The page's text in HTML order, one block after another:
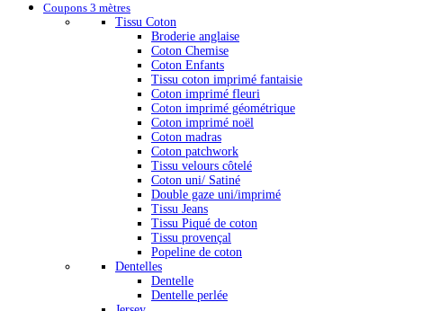
Coupons 3 mètres
Tissu Coton
Broderie anglaise
Coton Chemise
Coton Enfants
Tissu coton imprimé fantaisie
Coton imprimé fleuri
Coton imprimé géométrique
Coton imprimé noël
Coton madras
Coton patchwork
Tissu velours côtelé
Coton uni/ Satiné
Double gaze uni/imprimé
Tissu Jeans
Tissu Piqué de coton
Tissu provençal
Popeline de coton
Dentelles
Dentelle
Dentelle perlée